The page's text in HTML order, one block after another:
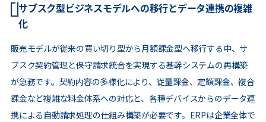
サブスク型ビジネスモデルへの移行とデータ連携の複雑
化
販売モデルが従来の買い切り型から月額課金型へ移行する中、サ
ブスク契約管理と保守請求統合を実現する基幹システムの再構築
が急務です。契約内容の多様化により、従量課金、定額課金、複合
課金など複雑な料金体系への対応と、各種デバイスからのデータ連
携による自動請求処理の仕組み構築が必要です。ERPは企業全体で